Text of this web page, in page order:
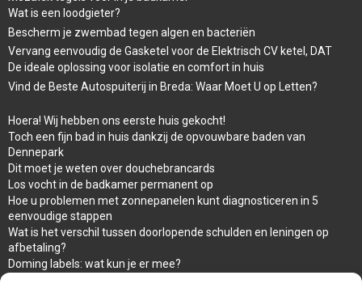
Wat is een loodgieter?
Bescherm je zwembad tegen algen en bacteriën
Vervang eenvoudig de Gasketel voor de Elektrisch CV ketel, DAT
De ideale oplossing voor isolatie en comfort in huis
Vind de Beste Autospuiterij in Breda: Waar Moet U op Letten?
Hoera! Wij hebben ons eerste huis gekocht!
Toch een fijn bad in huis dankzij de opvouwbare baden van
Dennepark
Dit moet je weten over douchebrancards
Los vocht in de badkamer permanent op
Hoe u problemen met zonnepanelen kunt diagnosticeren in 5
eenvoudige stappen
Wat is het verschil tussen doorlopende schulden en leningen op
afbetaling?
Doming labels: wat kun je er mee?